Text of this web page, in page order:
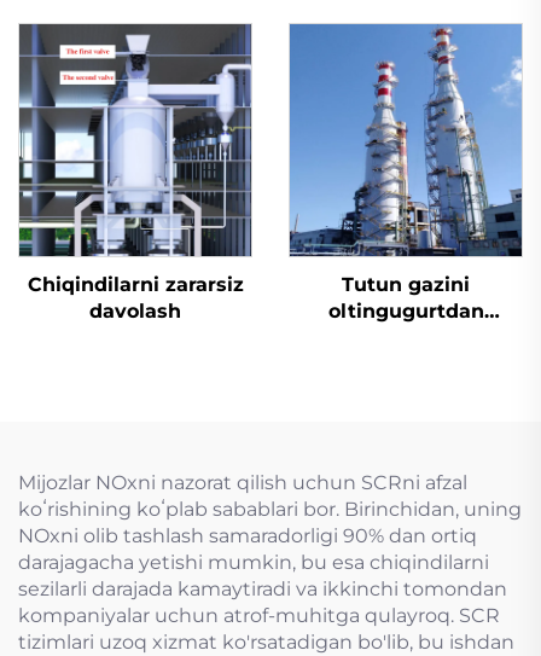
mo'ljallangan tiqin
valfi
Chiqindilarni zararsiz
davolash
Tutun gazini
oltingugurtdan
Mijozlar NOxni nazorat qilish uchun SCRni afzal
koʻrishining koʻplab sabablari bor. Birinchidan, uning
NOxni olib tashlash samaradorligi 90% dan ortiq
darajagacha yetishi mumkin, bu esa chiqindilarni
sezilarli darajada kamaytiradi va ikkinchi tomondan
kompaniyalar uchun atrof-muhitga qulayroq. SCR
tizimlari uzoq xizmat ko'rsatadigan bo'lib, bu ishdan